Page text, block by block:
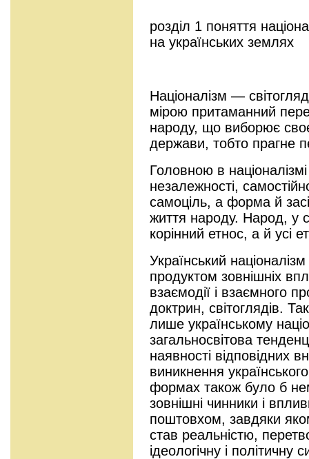
розділ 1 поняття
на українських землях
Націоналізм —
мірою притаманний
народу, що виборює
держави, тобто прагне
Головною в
незалежності,
самоціль, а форма й
життя народу. Народ, у
корінний етнос, а й усі
Український
продуктом зовнішніх
взаємодії і взаємного
доктрин, світоглядів.
лише українському
загальносвітова
наявності відповідних
виникнення
формах також було б
зовнішні чинники і
поштовхом, завдяки
став реальністю,
ідеологічну і політичну